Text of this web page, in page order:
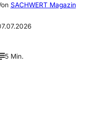
SACHWERT Magazin
5 Min.